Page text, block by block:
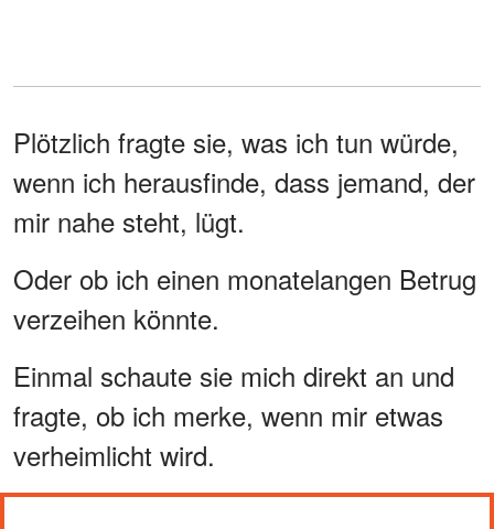
Plötzlich fragte sie, was ich tun würde,
wenn ich herausfinde, dass jemand, der
mir nahe steht, lügt.
Oder ob ich einen monatelangen Betrug
verzeihen könnte.
Einmal schaute sie mich direkt an und
fragte, ob ich merke, wenn mir etwas
verheimlicht wird.